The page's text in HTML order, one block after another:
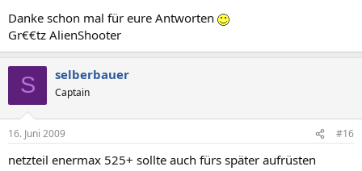
Danke schon mal für eure Antworten
Gr€€tz AlienShooter
S selberbauer
Captain
16. Juni 2009 #16
netzteil enermax 525+ sollte auch fürs später aufrüsten